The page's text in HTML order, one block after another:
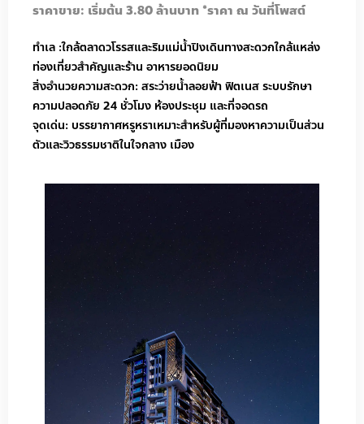
ราคาขาย: เริ่มต้น 3.80 ล้านบาท *ราคา ณ วันที่โพสต์
ทำเล :ใกล้ตลาดวโรรสและริมแม่น้ำปิงเดินทางสะดวกใกล้แหล่ง
ท่องเที่ยวสำคัญและร้าน อาหารยอดนิยม
สิ่งอำนวยความสะดวก: สระว่ายน้ำลอยฟ้า ฟิตเนส ระบบรักษา
ความปลอดภัย 24 ชั่วโมง ห้องประชุม และที่จอดรถ
จุดเด่น: บรรยากาศหรูหราเหมาะสำหรับผู้ที่มองหาความเป็นส่วน
ตัวและวิวธรรมชาติในใจกลาง เมือง